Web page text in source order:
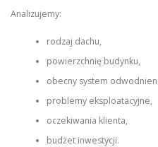
Analizujemy:
rodzaj dachu,
powierzchnię budynku,
obecny system
problemy eksploatacyjne,
oczekiwania klienta,
budżet inwestycji.